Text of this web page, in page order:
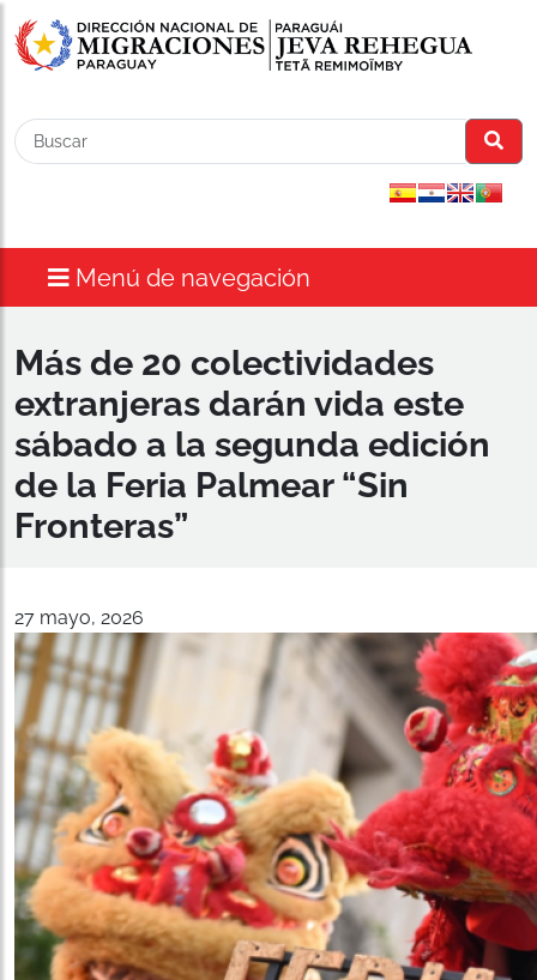
Menú de navegación
Más de 20 colectividades
extranjeras darán vida este
sábado a la segunda edición
de la Feria Palmear “Sin
Fronteras”
27 mayo, 2026